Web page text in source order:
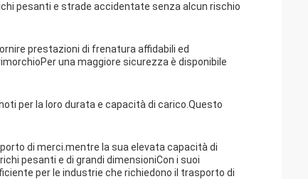
pesanti e strade accidentate senza alcun rischio
prestazioni di frenatura affidabili ed
una maggiore sicurezza è disponibile
per la loro durata e capacità di carico.Questo
di merci.mentre la sua elevata capacità di
pesanti e di grandi dimensioniCon i suoi
per le industrie che richiedono il trasporto di